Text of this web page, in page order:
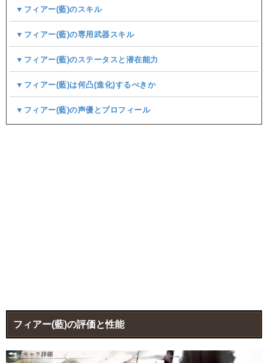
▼フィアー(藍)のスキル
▼フィアー(藍)の専用武器スキル
▼フィアー(藍)のステータスと潜在能力
▼フィアー(藍)は何凸(進化)するべきか
▼フィアー(藍)の声優とプロフィール
フィアー(藍)の評価と性能